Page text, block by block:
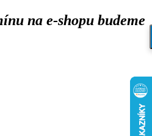
na e-shopu budeme